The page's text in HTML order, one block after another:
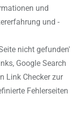
und
und -
nicht gefunden'
Google Search
Link Checker zur
Fehlerseiten